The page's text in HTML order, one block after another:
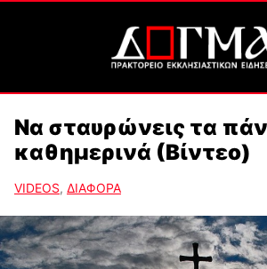
Να σταυρώνεις τα
καθημερινά (Βίντεο)
VIDEOS, ΔΙΑΦΟΡΑ